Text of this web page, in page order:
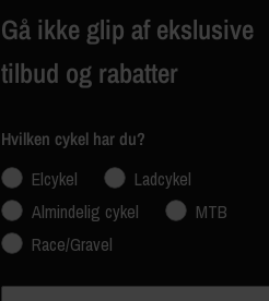
Gå ikke glip af ekslusive
tilbud og rabatter
Hvilken cykel har du?
Elcykel
Ladcykel
Almindelig cykel
MTB
Race/Gravel